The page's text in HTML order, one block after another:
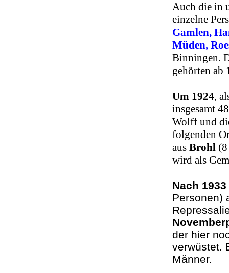
Auch die in
einzelne
Gamlen,
Müden,
Binningen.
gehörten ab
Um 1924,
insgesamt
Wolff und
folgenden
aus Brohl
wird als
Nach 1933
Personen)
der hier
verwüstet.
Männer.